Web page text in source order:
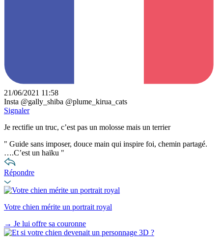
21/06/2021 11:58
Insta @gally_shiba @plume_kirua_cats
Signaler
Je rectifie un truc, c’est pas un molosse mais un terrier
" Guide sans imposer, douce main qui inspire foi, chemin partagé.
….C’est un haïku "
Répondre
Votre chien mérite un portrait royal
→ Je lui offre sa couronne